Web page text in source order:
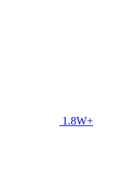
1.8W+